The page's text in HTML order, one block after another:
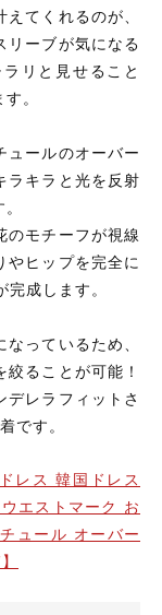
てくれるのが、
リーブが気になる
リと見せること
。
ュールのオーバー
ラキラと光を反射
のモチーフが視線
やヒップを完全に
成します。
っているため、
ることが可能！
デレラフィットさ
です。
レス 韓国ドレス
エストマーク お
ュール オーバー